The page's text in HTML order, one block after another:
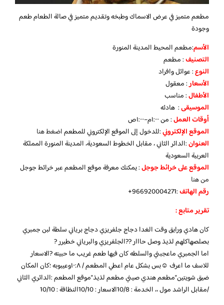
مطعم متميز في عرض الاسماك وطبخه وتقديم متميز في صالة الطعام طعم
وجودة
الأسم:مطعم المحيط المدينة المنورة
التصنيف: مطعم
النوع: عوائل وافراد
الأسعار: معقول
الأطفال: مناسب
الموسيقى: هادئه
أوقات العمل: من ١:٠٠م–١:٠٠ص
الموقع الإلكتروني:للدخول إلى الموقع الإلكتروني للمطعماضغط هنا
العنوان:الدائر الثاني ، مقابل الخطوط السعودية، المدينة المنورة المملكة
العربية السعودية
الموقع على خرائط جوجل: يمكنك معرفة موقع المطعم عبر خرائط جوجل
من هنا
رقم الهاتف:966920004271+
تقرير متابع :
كان هادي ورايق وقت الغدا دجاج جلفريزي دجاج برياني سلطة لبن جمبري
بصلصهاكلهم لذيذ وصل حااار ??الجلفريزي والبرياني خطيرر ?
اما الجمبري ماعجبني والسلطه كان فيها طعم غريب ما حبيته ?الاسعار
للاسف ما اعرف ☺بس بشكل عام اعطي المطعم / ١٠:٨وعيبوبه ؛كان المكان
ضيق شويتين”مطعم هندي صيني مطعم لذيذ”موقع المطعم :الدائري الثاني
/مقابل الراشد مول ،، الخدمة : 10/8الاسعار : 10/10النظافة : 10/10